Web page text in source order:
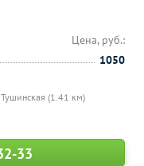
Тушинская (1.41 км)
Цена, руб.:
1050
33